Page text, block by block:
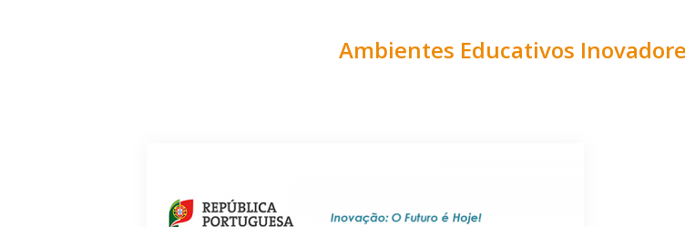
Ambientes Educativos